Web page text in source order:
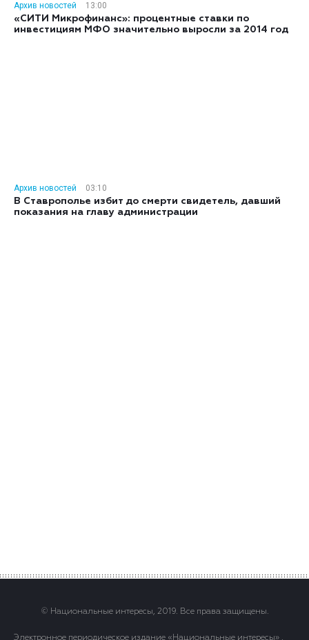
Архив новостей
13:00
«СИТИ Микрофинанс»: процентные ставки по
инвестициям МФО значительно выросли за 2014 год
Архив новостей
03:10
В Ставрополье избит до смерти свидетель, давший
показания на главу администрации
© Национальные интересы, 2019. Все права защищены.
Электронное периодическое издание «Национальные интересы» .